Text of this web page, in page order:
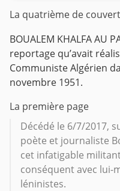
La quatrième de
BOUALEM KHALFA AU
reportage qu’avait
Communiste Algérien
novembre 1951.
La première page
Décédé le 6/7/2017,
poète et journaliste
cet infatigable
conséquent avec lui-
léninistes.